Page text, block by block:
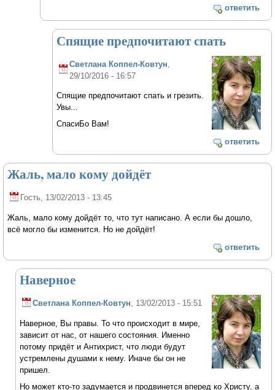
ответить
Спящие предпочитают спать
Светлана Коппел-Ковтун
29/10/2016 - 16:57
Спящие предпочитают спать и грезить.
Увы...
СпасиБо Вам!
ответить
Жаль, мало кому дойдёт
Гость, 13/02/2013 - 13:45
Жаль, мало кому дойдёт то, что тут написано. А если бы дошло,
всё могло бы изменится. Но не дойдёт!
ответить
Наверное
Светлана Коппел-Ковтун , 13/02/2013 - 15:51
Наверное, Вы правы. То что происходит в мире,
зависит от нас, от нашего состояния. Именно
потому придёт и Антихрист, что люди будут
устремлены душами к нему. Иначе бы он не
пришел.
Но может кто-то задумается и продвинется вперед ко Христу, а